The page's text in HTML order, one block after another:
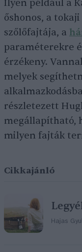
Ilyen például a
őshonos, a
szőlőfajtája, a
paraméterekre
érzékeny.
melyek
részletezett
megállapítható,
milyen fajták
Cikkajánló
Hajas